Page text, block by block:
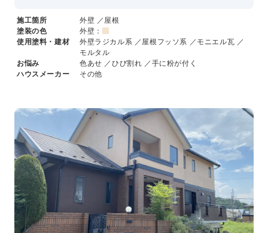
施工箇所
外壁 ／屋根
塗装の色
外壁：
使用塗料・建材
外壁ラジカル系 ／屋根フッソ系 ／モニエル瓦 ／
モルタル
お悩み
色あせ ／ひび割れ ／手に粉が付く
ハウスメーカー
その他